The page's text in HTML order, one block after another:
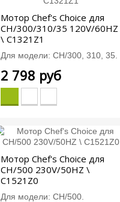
Мотор Chef's Choice для
CH/300/310/35 120V/60HZ
\ C1321Z1
Для модели: CH/300, 310, 35.
2 798 руб
Мотор Chef's Choice для
CH/500 230V/50HZ \
C1521Z0
Для модели: CH/500.